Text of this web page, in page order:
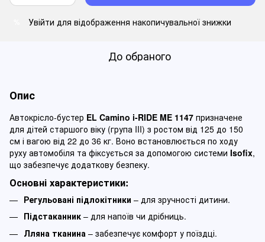
Увійти для відображення накопичувальної знижки
До обраного
Опис
Автокрісло-бустер EL Camino i-RIDE ME 1147 призначене
для дітей старшого віку (група III) з ростом від 125 до 150
см і вагою від 22 до 36 кг. Воно встановлюється по ходу
руху автомобіля та фіксується за допомогою системи Isofix,
що забезпечує додаткову безпеку.
Основні характеристики:
Регульовані підлокітники – для зручності дитини.
Підстаканник – для напоїв чи дрібниць.
Лляна тканина – забезпечує комфорт у поїздці.